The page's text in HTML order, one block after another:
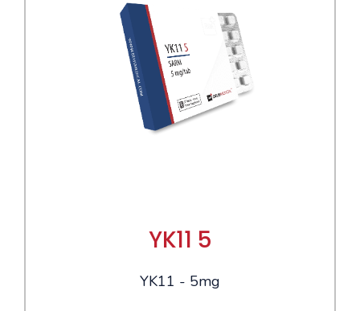
YK11 5
YK11 - 5mg